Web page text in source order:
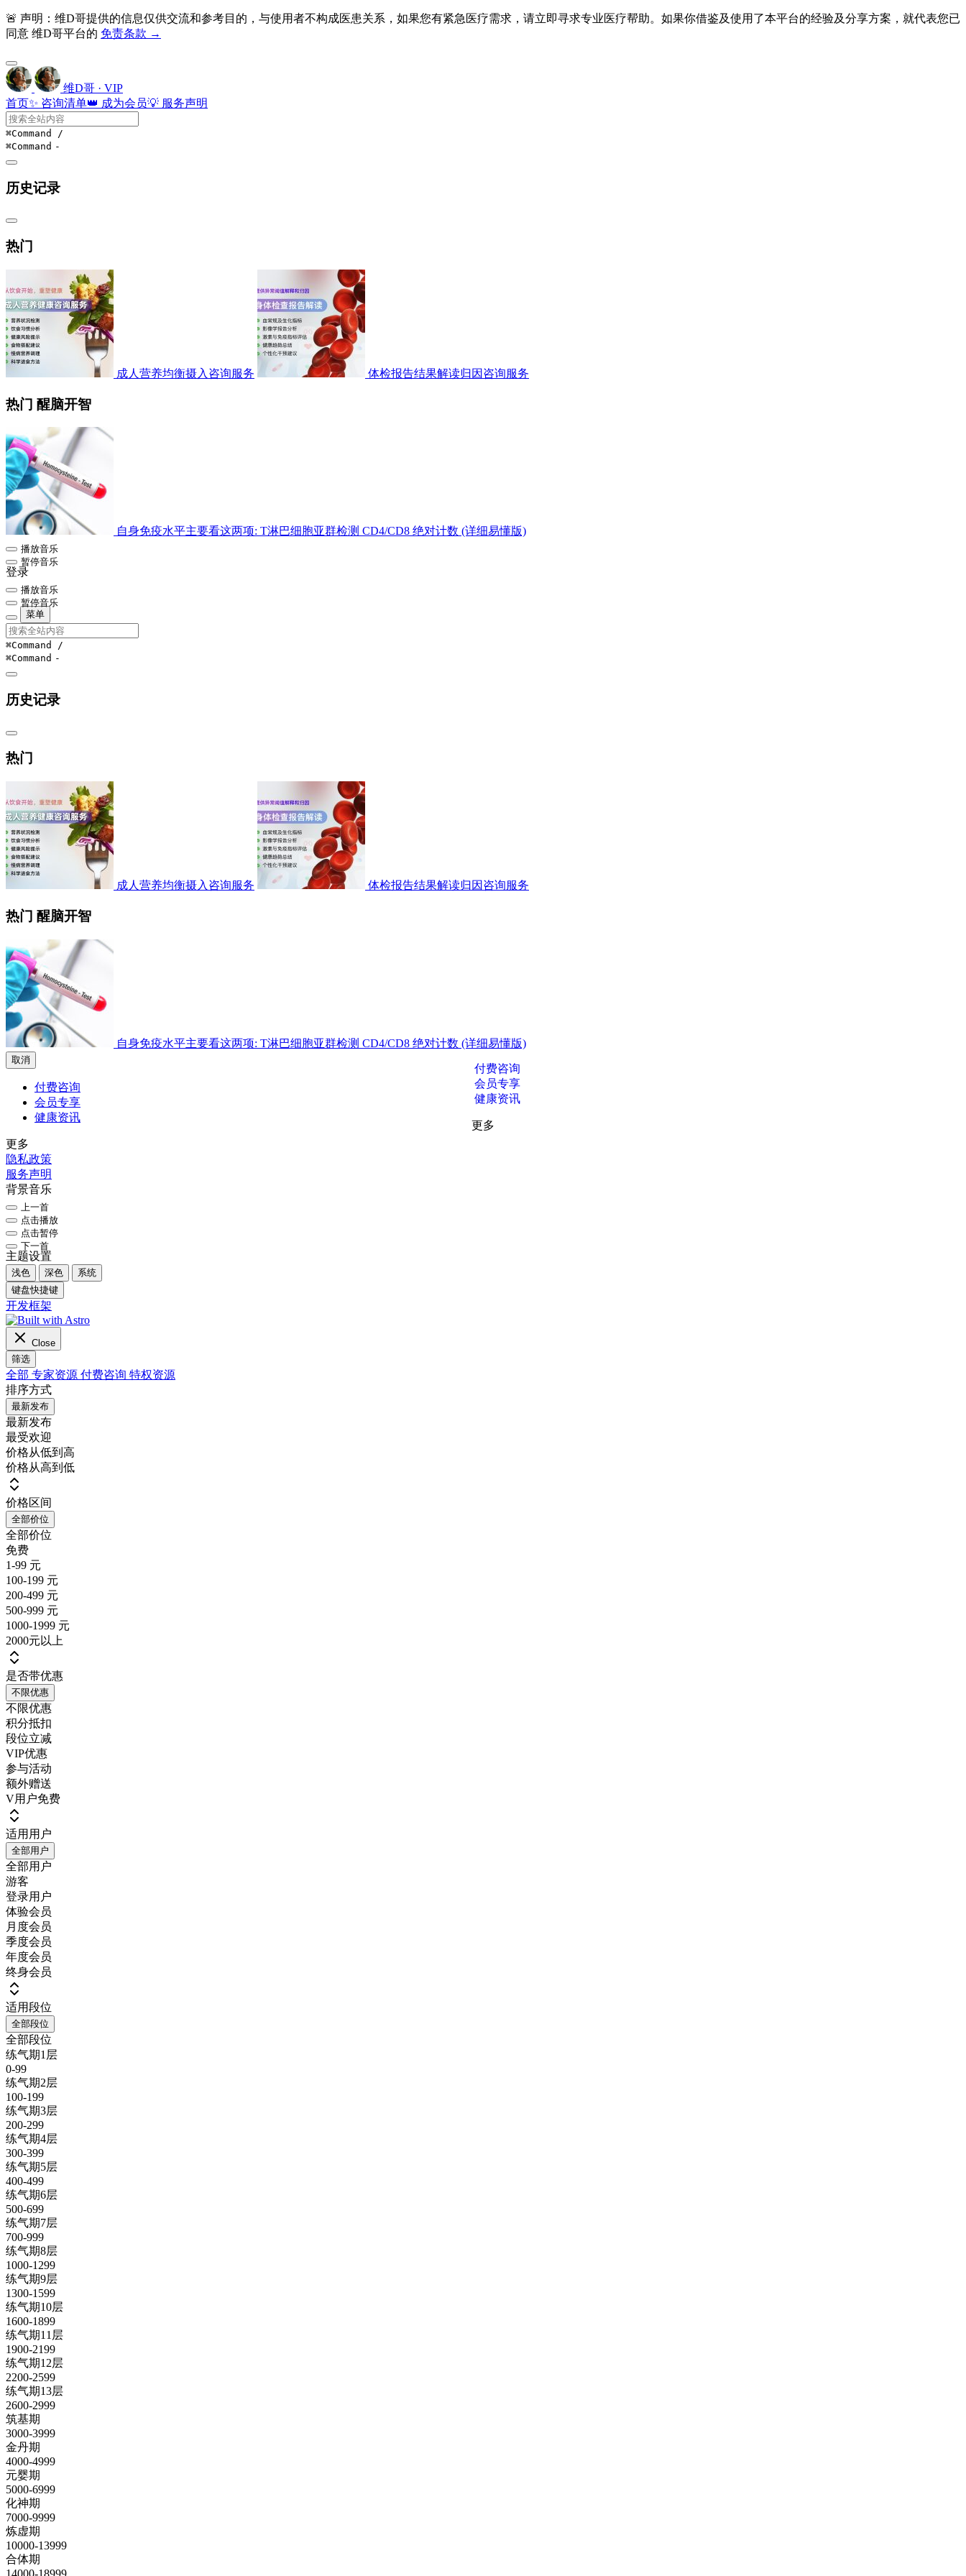
🚨 声明：维D哥提供的信息仅供交流和参考目的，与使用者不构成医患关系，如果您有紧急医疗需求，请立即寻求专业医疗帮助。如果你借鉴及使用了本平台的经验及分享方案，就代表您已
同意 维D哥平台的 免责条款 →
维D哥 · VIP
首页✨ 咨询清单👑 成为会员💡 服务声明
⌘Command /
⌘Command -
历史记录
热门
成人营养均衡摄入咨询服务 体检报告结果解读归因咨询服务
热门 醒脑开智
自身免疫水平主要看这两项: T淋巴细胞亚群检测 CD4/CD8 绝对计数 (详细易懂版)
播放音乐
暂停音乐
登录
播放音乐
暂停音乐
菜单
⌘Command /
⌘Command -
历史记录
热门
成人营养均衡摄入咨询服务 体检报告结果解读归因咨询服务
热门 醒脑开智
自身免疫水平主要看这两项: T淋巴细胞亚群检测 CD4/CD8 绝对计数 (详细易懂版)
取消
付费咨询
付费咨询
会员专享
会员专享
健康资讯
健康资讯
更多
更多
隐私政策
服务声明
背景音乐
上一首
点击播放
点击暂停
下一首
主题设置
浅色 深色
系统
键盘快捷键
开发框架
Close
筛选
全部 专家资源 付费咨询 特权资源
排序方式
最新发布
最新发布
最受欢迎
价格从低到高
价格从高到低
价格区间
全部价位
全部价位
免费
1-99 元
100-199 元
200-499 元
500-999 元
1000-1999 元
2000元以上
是否带优惠
不限优惠
不限优惠
积分抵扣
段位立减
VIP优惠
参与活动
额外赠送
V用户免费
适用用户
全部用户
全部用户
游客
登录用户
体验会员
月度会员
季度会员
年度会员
终身会员
适用段位
全部段位
全部段位
练气期1层
0-99
练气期2层
100-199
练气期3层
200-299
练气期4层
300-399
练气期5层
400-499
练气期6层
500-699
练气期7层
700-999
练气期8层
1000-1299
练气期9层
1300-1599
练气期10层
1600-1899
练气期11层
1900-2199
练气期12层
2200-2599
练气期13层
2600-2999
筑基期
3000-3999
金丹期
4000-4999
元婴期
5000-6999
化神期
7000-9999
炼虚期
10000-13999
合体期
14000-18999